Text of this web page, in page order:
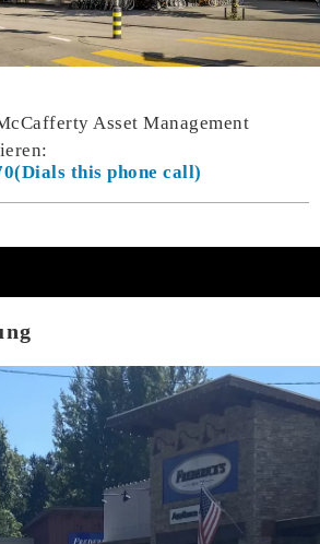
Asset Management